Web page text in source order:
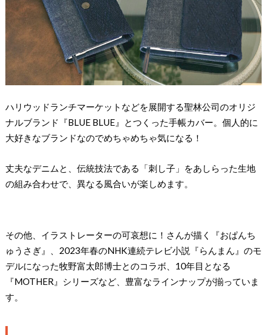
ハリウッドランチマーケットなどを展開する聖林公司のオリジ
ナルブランド『BLUE BLUE』とつくった手帳カバー。個人的に
大好きなブランドなのでめちゃめちゃ気になる！
丈夫なデニムと、伝統技法である「刺し子」をあしらった生地
の組み合わせで、異なる風合いが楽しめます。
その他、イラストレーターの可哀想に！さんが描く『おぱんち
ゅうさぎ』、2023年春のNHK連続テレビ小説『らんまん』のモ
デルになった牧野富太郎博士とのコラボ、10年目となる
『MOTHER』シリーズなど、豊富なラインナップが揃っていま
す。